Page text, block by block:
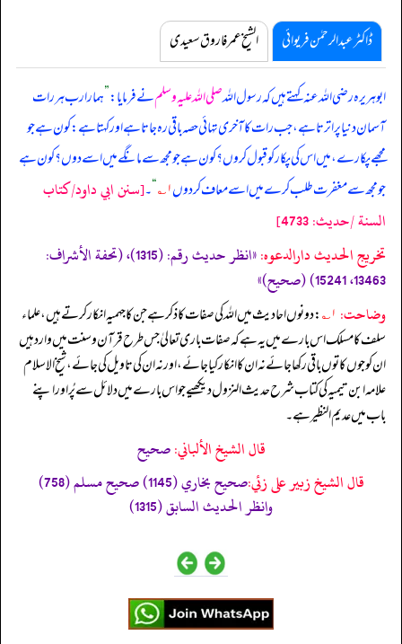
ڈاکٹر عبدالرحمٰن فریوائی الشیخ عمر فاروق سعیدی
ابوہریرہ رضی اللہ عنہ کہتے ہیں کہرسول اللہصلی اللہ علیہ وسلمنے فرمایا:”ہمارا رب ہر رات
آسمان دنیا پر اترتا ہے، جب رات کا آخری تہائی حصہ باقی رہ جاتا ہے اور کہتا ہے: کون ہے جو
مجھے پکارے، میں اس کی پکار کو قبول کروں؟ کون ہے جو مجھ سے مانگے میں اسے دوں؟ کون ہے
جو مجھ سے مغفرت طلب کرے میں اسے معاف کر دوں۱؎ “۔[سنن ابي داود/كتاب
السنة /حدیث: 4733]
تخریج الحدیث دارالدعوہ:
«‏‏‏‏انظر حدیث رقم: (1315)، (تحفة الأشراف:
13463، 15241) (صحیح)»
وضاحت: ۱؎ : دونوں احادیث میں اللہ کی صفات کا ذکر ہے جن کا جہمیہ انکار کرتے ہیں، علماء
سلف کا مسلک اس بارے میں یہ ہے کہ صفات باری تعالیٰ جس طرح قرآن وسنت میں وارد ہیں
ان کو جوں کا توں باقی رکھا جائے نہ ان کا انکار کیا جائے، اور نہ ان کی تاویل کی جائے، شیخ الاسلام
علامہ ابن تیمیہ کی کتاب شرح حدیث النزول دیکھیے جو اس بارے میں دلائل سے پُر اور اپنے
باب میں عدیم النظیر ہے۔
قال الشيخ الألباني:صحيح
قال الشيخ زبير على زئي:صحيح بخاري (1145) صحيح مسلم (758)
وانظر الحديث السابق (1315)